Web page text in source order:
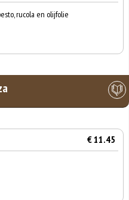
rucola en olijfolie
€ 11.45